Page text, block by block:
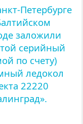
Петербурге
заложили
серийный
по счету)
ледокол
22220